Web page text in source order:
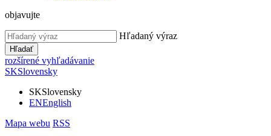
objavujte
Hľadaný výraz
Hľadať
rozšírené vyhľadávanie
SKSlovensky
SKSlovensky
ENEnglish
Mapa webu RSS